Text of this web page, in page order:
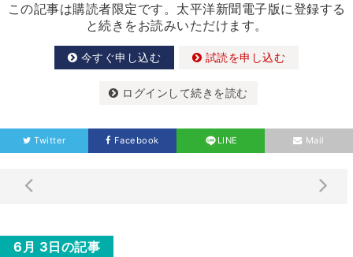
この記事は購読者限定です。太平洋新聞電子版に登録する
と続きをお読みいただけます。
今すぐ申し込む 試読を申し込む
ログインして続きを読む
Twitter Facebook LINE Mail
6月 3日の記事